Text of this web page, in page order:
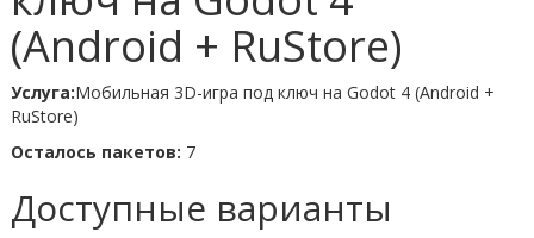
(Android + RuStore)
Услуга:Мобильная 3D-игра под ключ на Godot 4 (Android +
RuStore)
Осталось пакетов: 7
Доступные варианты